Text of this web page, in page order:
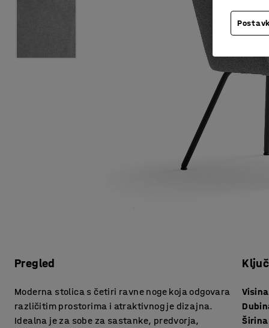
Pregled
Moderna stolica s četiri ravne noge koja odgovara
različitim prostorima i atraktivnog je dizajna.
Idealna je za sobe za sastanke, predvorja,